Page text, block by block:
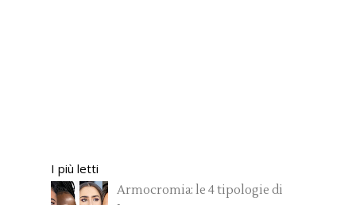
I più letti
Armocromia: le 4 tipologie di